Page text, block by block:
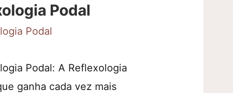
Podal
Podal
Podal: A Reflexologia
ganha cada vez mais